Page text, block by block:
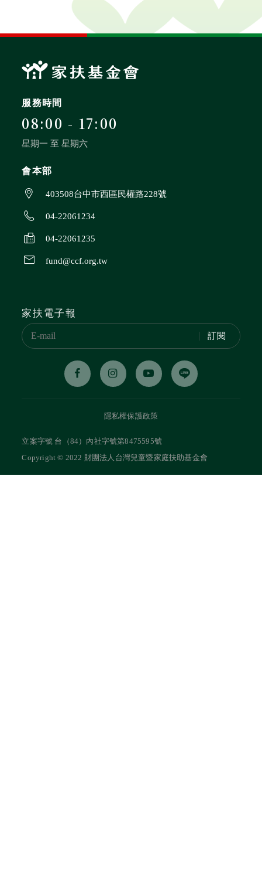
服務時間
08:00 - 17:00
星期一 至 星期六
會本部
403508台中市西區民權路228號
04-22061234
04-22061235
fund@ccf.org.tw
家扶電子報
訂閱
隱私權保護政策
立案字號 台（84）內社字號第8475595號
Copyright © 2022 財團法人台灣兒童暨家庭扶助基金會